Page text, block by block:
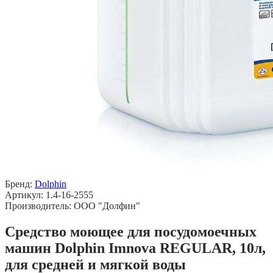
Бренд: Dolphin
Артикул: 1.4-16-2555
Производитель: ООО "Долфин"
Средство моющее для посудомоечных
машин Dolphin Imnova REGULAR, 10л,
для средней и мягкой воды